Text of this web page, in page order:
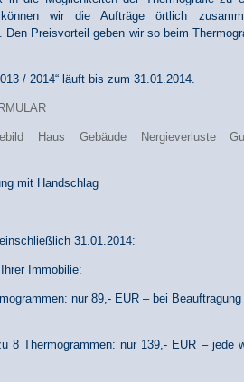
wir die Aufträge örtlich
Preisvorteil geben wir so beim
/ 2014“ läuft bis zum 31.01.2014.
mit Handschlag
31.01.2014:
Immobilie:
nur 89,- EUR – bei Beauftragung
8 Thermogrammen: nur 139,- EUR – jede